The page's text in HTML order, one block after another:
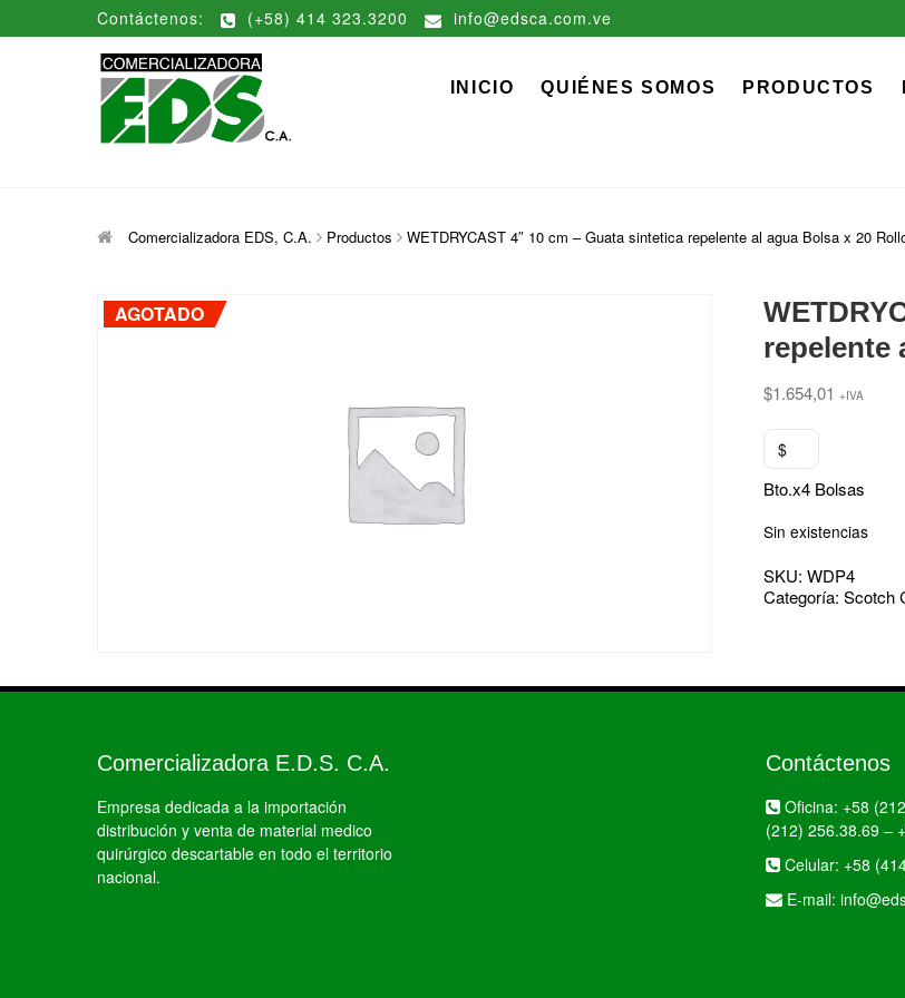
Contáctenos: (+58) 414 323.3200 info@edsca.com.ve
Comercializadora EDS, C.A.
INICIO QUIÉNES SOMOS PRODUCTOS
Comercializadora EDS, C.A. Productos WETDRYCAST 4″ 10 cm – Guata sintetica repelente al agua Bolsa x 20
AGOTADO
repelente
$1.654,01 +IVA
$
Bto.x4 Bolsas
Sin existencias
SKU: WDP4
Categoría: Scotch
Comercializadora E.D.S. C.A.
Empresa dedicada a la importación
distribución y venta de material medico
quirúrgico descartable en todo el territorio
nacional.
Contáctenos
Oficina: +58
(212) 256.38.69 –
Celular: +58
E-mail: